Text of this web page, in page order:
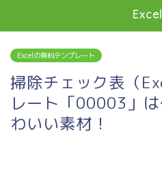
Excelの無料テンプレート
掃除チェック表（
レート「00003」
わいい素材！